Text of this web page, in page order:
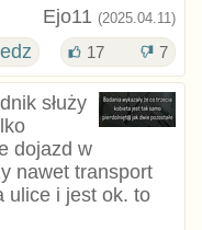
Ejo11 (2025.04.11)
17 7
służy
dojazd w
nawet transport
ulice i jest ok. to